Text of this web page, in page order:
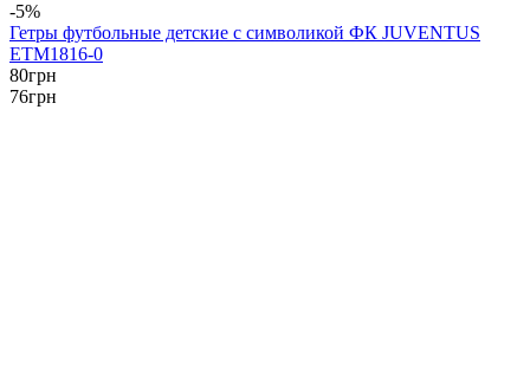
-5%
Гетры футбольные детские с символикой ФК JUVENTUS
ETM1816-0
80грн
76грн